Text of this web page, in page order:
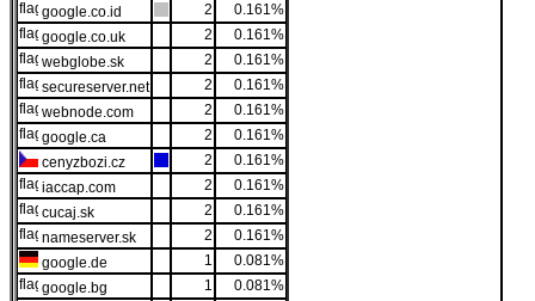
google.co.id
2
0.161%
google.co.uk
2
0.161%
webglobe.sk
2
0.161%
secureserver.net
2
0.161%
webnode.com
2
0.161%
google.ca
2
0.161%
cenyzbozi.cz
2
0.161%
iaccap.com
2
0.161%
cucaj.sk
2
0.161%
nameserver.sk
2
0.161%
google.de
1
0.081%
google.bg
1 0.081%